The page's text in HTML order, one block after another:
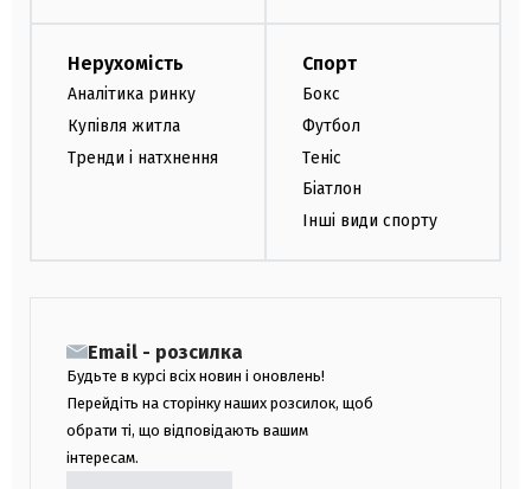
Нерухомість
Аналітика ринку
Купівля житла
Тренди і натхнення
Спорт
Бокс
Футбол
Теніс
Біатлон
Інші види спорту
Email - розсилка
Будьте в курсі всіх новин і оновлень!
Перейдіть на сторінку наших розсилок, щоб
обрати ті, що відповідають вашим
інтересам.